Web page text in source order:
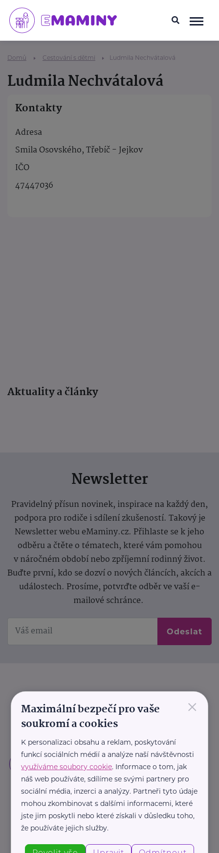
Domů Cestování s dětmi Ludmila Nechvátalová
Ludmila Nechvátalová
Kontakty
Adresa
Smila Osovského, Třebíč - Jejkov
IČO
47447036
Aktuality a články
Newsletter
Pravidelný přísun novinek, inspirace na každý den,
podpora pro rodiče i sdílení zkušeností. Takový je
Newsletter webu eMaminy.cz. Přihlaste se k jeho
odběru a čtěte o tématech, které vám pomohou
v náročném období nebo zpříjemní rodinný život.
Buďte první, kdo se dozví o nových článcích, akcích a
událostech. Prosíme, potvrďte odběr ve vaší e-
mailové schránce.
Odeslat
×
Maximální bezpečí pro vaše
soukromí a cookies
K personalizaci obsahu a reklam, poskytování
funkcí sociálních médií a analýze naší návštěvnosti
využíváme soubory cookie. Informace o tom, jak
náš web používáte, sdílíme se svými partnery pro
sociální média, inzerci a analýzy. Partneři tyto údaje
mohou zkombinovat s dalšími informacemi, které
jste jim poskytli nebo které získali v důsledku toho,
že používáte jejich služby.